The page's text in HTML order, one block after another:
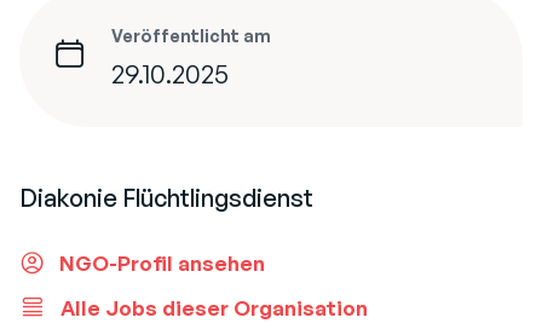
Veröffentlicht am
29.10.2025
Diakonie Flüchtlingsdienst
NGO-Profil ansehen
Alle Jobs dieser Organisation